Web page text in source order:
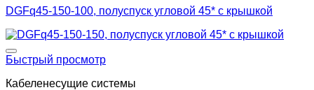
DGFq45-150-100, полуспуск угловой 45* с крышкой
Быстрый просмотр
Кабеленесущие системы